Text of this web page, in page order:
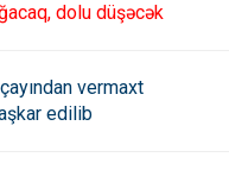
dolu düşəcək
vermaxt
edilib